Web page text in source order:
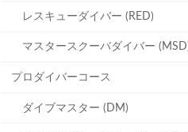
レスキューダイバー (RED)
マスタースクーバダイバー
プロダイバーコース
ダイブマスター (DM)